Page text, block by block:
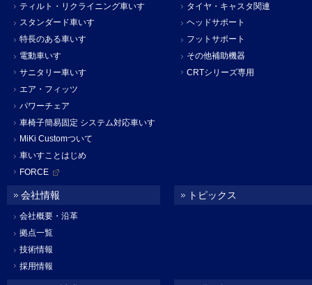
ティルト・リクライニング車いす
スタンダード車いす
特長のある車いす
電動車いす
サニタリー車いす
エア・フィッツ
パワーチェア
車椅子簡易固定 システム対応車いす
MiKi Customついて
車いすことはじめ
FORCE
タイヤ・キャスタ関連
ヘッドサポート
フットサポート
その他補助機器
CRTシリーズ専用
会社情報
会社概要・沿革
拠点一覧
技術情報
採用情報
トピックス